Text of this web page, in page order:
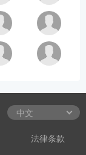
法律条款